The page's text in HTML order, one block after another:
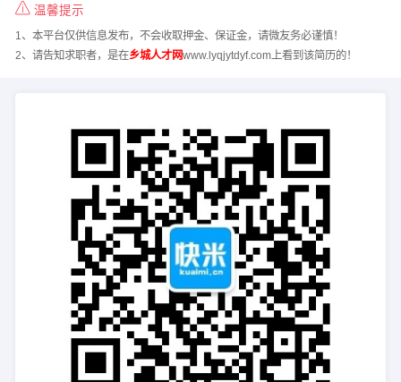
温馨提示
1、本平台仅供信息发布，不会收取押金、保证金，请微友务必谨慎！
2、请告知求职者，是在乡城人才网www.lyqjytdyf.com上看到该简历的！